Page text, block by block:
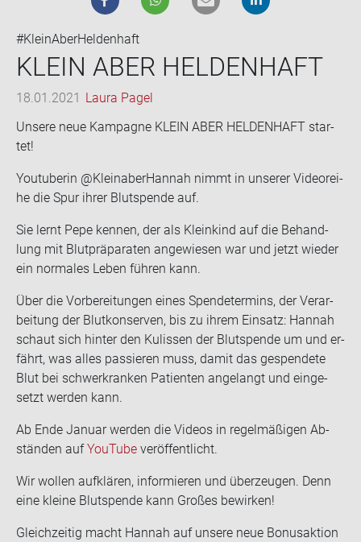
#KleinAberHeldenhaft
KLEIN ABER HEL­DEN­HAFT
18.01.2021 Laura Pagel
Un­se­re neue Kam­pa­gne KLEIN ABER HEL­DEN­HAFT star­
tet!
You­tube­rin @Kleinaber­Han­nah nimmt in un­se­rer Vi­de­orei­
he die Spur ihrer Blut­spen­de auf.
Sie lernt Pepe ken­nen, der als Klein­kind auf die Be­hand­
lung mit Blut­prä­pa­ra­ten an­ge­wie­sen war und jetzt wie­der
ein nor­ma­les Leben füh­ren kann.
Über die Vor­be­rei­tun­gen eines Spen­de­ter­mins, der Ver­ar­
bei­tung der Blut­kon­ser­ven, bis zu ihrem Ein­satz: Han­nah
schaut sich hin­ter den Ku­lis­sen der Blut­spen­de um und er­
fährt, was alles pas­sie­ren muss, damit das ge­spen­de­te
Blut bei schwer­kran­ken Pa­ti­en­ten an­ge­langt und ein­ge­
setzt wer­den kann.
Ab Ende Ja­nu­ar wer­den die Vi­de­os in re­gel­mä­ßi­gen Ab­
stän­den aufYou­Tube ver­öf­fent­licht.
Wir wol­len auf­klä­ren, in­for­mie­ren und über­zeu­gen. Denn
eine klei­ne Blut­spen­de kann Gro­ßes be­wir­ken!
Gleich­zei­tig macht Han­nah auf un­se­re neue Bo­nus­ak­ti­on